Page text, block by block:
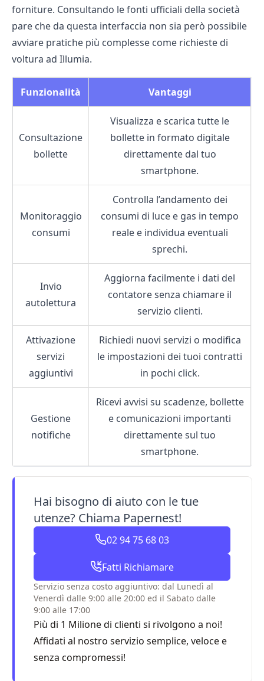
forniture. Consultando le fonti ufficiali della società
pare che da questa interfaccia non sia però possibile
avviare pratiche più complesse come richieste di
voltura ad Illumia.
Funzionalità Vantaggi
Consultazione
bollette
Visualizza e scarica tutte le
bollette in formato digitale
direttamente dal tuo
smartphone.
Monitoraggio
consumi
Controlla l’andamento dei
consumi di luce e gas in tempo
reale e individua eventuali
sprechi.
Invio
autolettura
Aggiorna facilmente i dati del
contatore senza chiamare il
servizio clienti.
Attivazione
servizi
aggiuntivi
Richiedi nuovi servizi o modifica
le impostazioni dei tuoi contratti
in pochi click.
Gestione
notifiche
Ricevi avvisi su scadenze, bollette
e comunicazioni importanti
direttamente sul tuo
smartphone.
Hai bisogno di aiuto con le tue
utenze? Chiama Papernest!
02 94 75 68 03
Fatti Richiamare
Servizio senza costo aggiuntivo: dal Lunedì al
Venerdì dalle 9:00 alle 20:00 ed il Sabato dalle
9:00 alle 17:00
Più di 1 Milione di clienti si rivolgono a noi!
Affidati al nostro servizio semplice, veloce e
senza compromessi!